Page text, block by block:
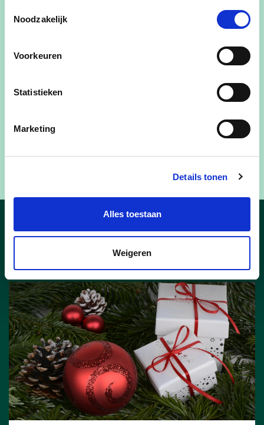
Noodzakelijk
Voorkeuren
Statistieken
Marketing
Details tonen
Alles toestaan
Weigeren
Nieuws